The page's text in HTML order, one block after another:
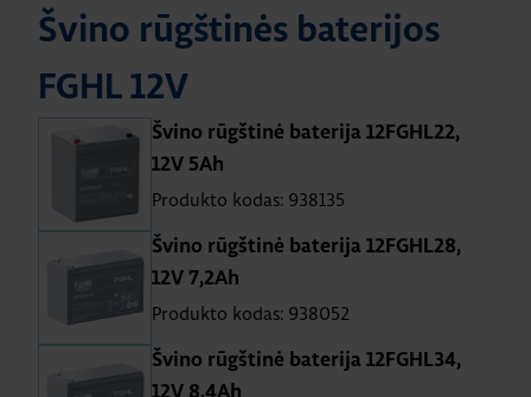
Švino rūgštinės baterijos
FGHL 12V
Švino rūgštinė baterija 12FGHL22,
12V 5Ah
Produkto kodas: 938135
Švino rūgštinė baterija 12FGHL28,
12V 7,2Ah
Produkto kodas: 938052
Švino rūgštinė baterija 12FGHL34,
12V 8,4Ah